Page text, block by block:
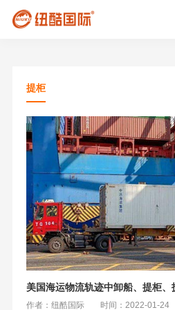
提柜
美国海运物流轨迹中卸船、提柜、
作者：纽酷国际 时间：2022-01-24